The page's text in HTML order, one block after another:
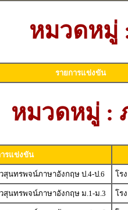
หมวดหมู่
รายการแข่งขัน
หมวดหมู่ :
รแข่งขัน
สุนทรพจน์ภาษาอังกฤษ ป.4-ป.6
โร
สุนทรพจน์ภาษาอังกฤษ ม.1-ม.3
โร